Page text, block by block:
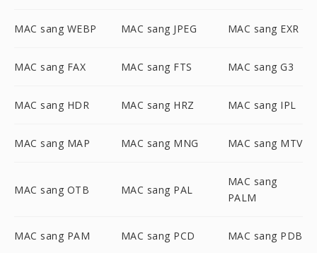
MAC sang WEBP MAC sang JPEG MAC sang EXR
MAC sang FAX MAC sang FTS MAC sang G3
MAC sang HDR MAC sang HRZ MAC sang IPL
MAC sang MAP MAC sang MNG MAC sang MTV
MAC sang OTB MAC sang PAL
MAC sang
PALM
MAC sang PAM MAC sang PCD MAC sang PDB